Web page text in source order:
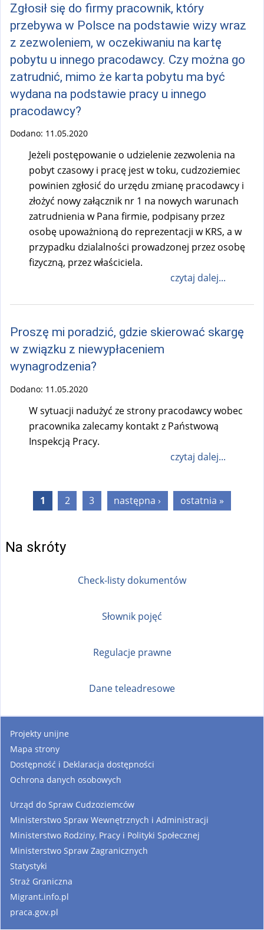
Zgłosił się do firmy pracownik, który
przebywa w Polsce na podstawie wizy wraz
z zezwoleniem, w oczekiwaniu na kartę
pobytu u innego pracodawcy. Czy można go
zatrudnić, mimo że karta pobytu ma być
wydana na podstawie pracy u innego
pracodawcy?
Dodano: 11.05.2020
Jeżeli postępowanie o udzielenie zezwolenia na
pobyt czasowy i pracę jest w toku, cudzoziemiec
powinien zgłosić do urzędu zmianę pracodawcy i
złożyć nowy załącznik nr 1 na nowych warunach
zatrudnienia w Pana firmie, podpisany przez
osobę upoważnioną do reprezentacji w KRS, a w
przypadku dzialalności prowadzonej przez osobę
fizyczną, przez właściciela.
czytaj dalej...
Proszę mi poradzić, gdzie skierować skargę
w związku z niewypłaceniem
wynagrodzenia?
Dodano: 11.05.2020
W sytuacji nadużyć ze strony pracodawcy wobec
pracownika zalecamy kontakt z Państwową
Inspekcją Pracy.
czytaj dalej...
Strony
1 2 3 następna › ostatnia »
Na skróty
Check-listy dokumentów
Słownik pojęć
Regulacje prawne
Dane teleadresowe
Projekty unijne
Mapa strony
Dostępność i Deklaracja dostępności
Ochrona danych osobowych
Urząd do Spraw Cudzoziemców
Ministerstwo Spraw Wewnętrznych i Administracji
Ministerstwo Rodziny, Pracy i Polityki Społecznej
Ministerstwo Spraw Zagranicznych
Statystyki
Straż Graniczna
Migrant.info.pl
praca.gov.pl